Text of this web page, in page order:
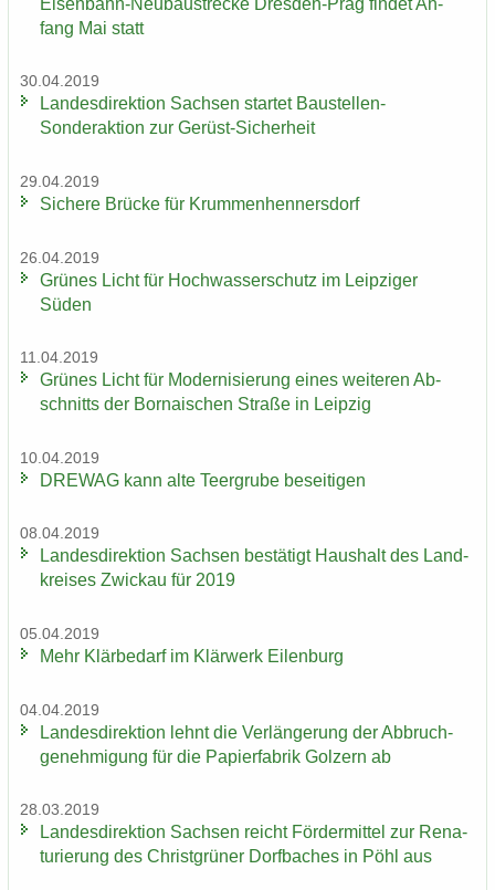
fang Mai statt
30.04.2019
Lan­des­di­rek­ti­on Sach­sen star­tet Baustellen-​
Sonderaktion zur Gerüst-​Sicherheit
29.04.2019
Si­che­re Brü­cke für Krum­men­hen­ners­dorf
26.04.2019
Grü­nes Licht für Hoch­was­ser­schutz im Leip­zi­ger
Süden
11.04.2019
Grü­nes Licht für Mo­der­ni­sie­rung eines wei­te­ren Ab­
schnitts der Bor­na­i­schen Stra­ße in Leip­zig
10.04.2019
DRE­WAG kann alte Teergru­be be­sei­ti­gen
08.04.2019
Lan­des­di­rek­ti­on Sach­sen be­stä­tigt Haus­halt des Land­
krei­ses Zwi­ckau für 2019
05.04.2019
Mehr Klär­be­darf im Klär­werk Ei­len­burg
04.04.2019
Lan­des­di­rek­ti­on lehnt die Ver­län­ge­rung der Ab­bruch­
ge­neh­mi­gung für die Pa­pier­fa­brik Golz­ern ab
28.03.2019
Lan­des­di­rek­ti­on Sach­sen reicht För­der­mit­tel zur Re­na­
tu­rie­rung des Christ­grü­ner Dorf­ba­ches in Pöhl aus